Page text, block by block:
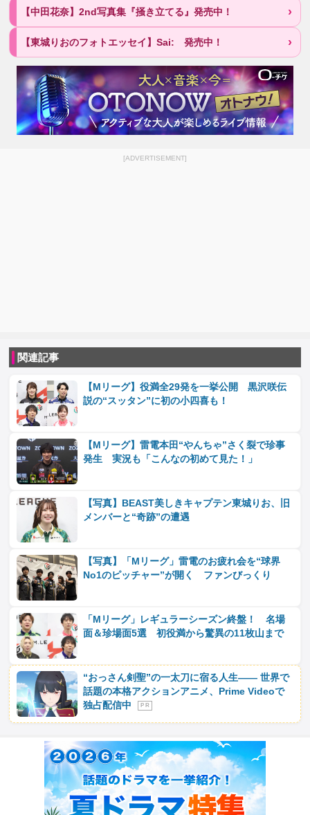
【中田花奈】2nd写真集『掻き立てる』発売中！
【東城りおのフォトエッセイ】Sai: 発売中！
[ADVERTISEMENT]
関連記事
【Mリーグ】役満全29発を一挙公開 黒沢咲伝
説の“スッタン”に初の小四喜も！
【Mリーグ】雷電本田“やんちゃ”さく裂で珍事
発生 実況も「こんなの初めて見た！」
【写真】BEAST美しきキャプテン東城りお、旧
メンバーと“奇跡”の遭遇
【写真】「Mリーグ」雷電のお疲れ会を“球界
No1のピッチャー”が開く ファンびっくり
「Mリーグ」レギュラーシーズン終盤！ 名場
面＆珍場面5選 初役満から驚異の11枚山まで
“おっさん剣聖”の一太刀に宿る人生―― 世界で
話題の本格アクションアニメ、Prime Videoで
独占配信中
P R